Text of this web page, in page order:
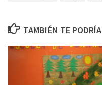
TAMBIÉN TE